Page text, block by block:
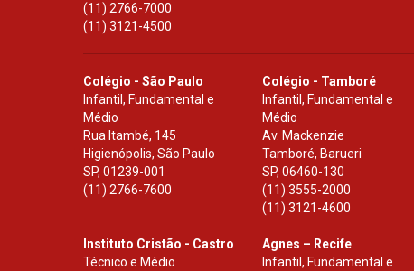
(11) 2766-7000
(11) 3121-4500
Colégio - São Paulo
Infantil, Fundamental e
Médio
Rua Itambé, 145
Higienópolis, São Paulo
SP, 01239-001
(11) 2766-7600
Colégio - Tamboré
Infantil, Fundamental e
Médio
Av. Mackenzie
Tamboré, Barueri
SP,06460-130
(11) 3555-2000
(11) 3121-4600
Instituto Cristão - Castro
Técnico e Médio
Agnes – Recife
Infantil, Fundamental e